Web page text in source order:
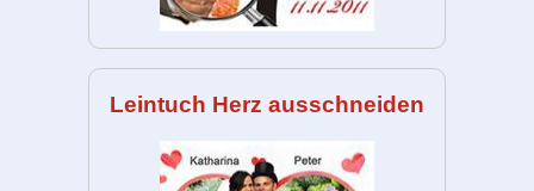
Leintuch Herz ausschneiden